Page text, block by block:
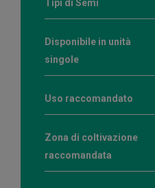
Tipi di Semi
Disponibile in unità
singole
Uso raccomandato
Zona di coltivazione
raccomandata